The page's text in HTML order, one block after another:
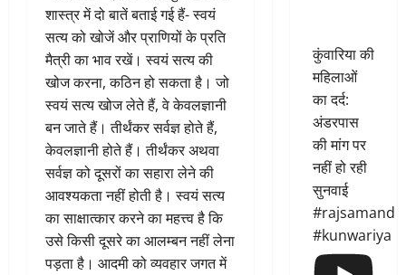
शास्त्र में दो बातें बताई गई हैं- स्वयं
सत्य को खोजें और प्राणियों के प्रति
मैत्री का भाव रखें। स्वयं सत्य की
खोज करना, कठिन हो सकता है। जो
स्वयं सत्य खोज लेते हैं, वे केवलज्ञानी
बन जाते हैं। तीर्थंकर सर्वज्ञ होते हैं,
केवलज्ञानी होते हैं। तीर्थंकर अथवा
सर्वज्ञ को दूसरों का सहारा लेने की
आवश्यकता नहीं होती है। स्वयं सत्य
का साक्षात्कार करने का महत्त्व है कि
उसे किसी दूसरे का आलम्बन नहीं लेना
पड़ता है। आदमी को व्यवहार जगत में
कुंवारिया की
महिलाओं
का दर्द:
अंडरपास
की मांग पर
नहीं हो रही
सुनवाई
#rajsamand
#kunwariya